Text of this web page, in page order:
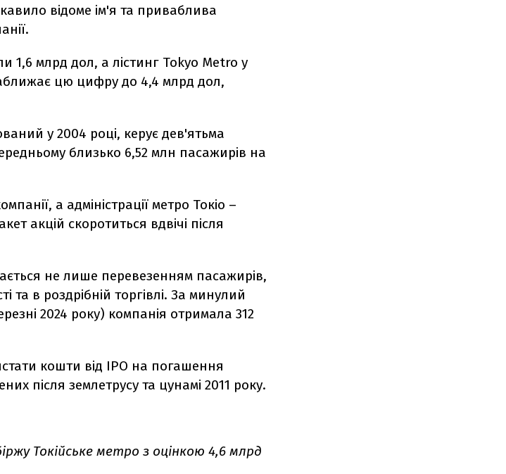
відоме ім'я та приваблива
1,6 млрд дол, а лістинг Tokyo Metro у
цю цифру до 4,4 млрд дол,
у 2004 році, керує дев'ятьма
близько 6,52 млн пасажирів на
а адміністрації метро Токіо –
акцій скоротиться вдвічі після
не лише перевезенням пасажирів,
та в роздрібній торгівлі. За минулий
2024 року) компанія отримала 312
кошти від IPO на погашення
після землетрусу та цунамі 2011 року.
Токійське метро з оцінкою 4,6 млрд